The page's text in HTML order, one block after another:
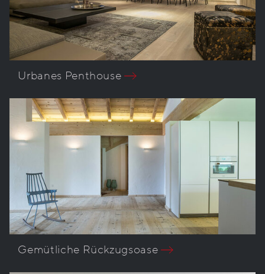
Urbanes Penthouse
Gemütliche Rückzugsoase